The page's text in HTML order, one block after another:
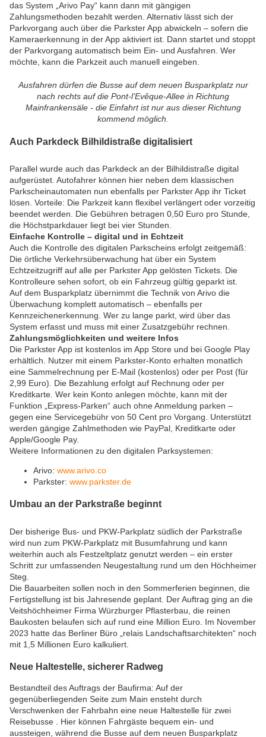
das System „Arivo Pay“ kann dann mit gängigen
Zahlungsmethoden bezahlt werden. Alternativ lässt sich der
Parkvorgang auch über die Parkster App abwickeln – sofern die
Kameraerkennung in der App aktiviert ist. Dann startet und stoppt
der Parkvorgang automatisch beim Ein- und Ausfahren. Wer
möchte, kann die Parkzeit auch manuell eingeben.
Ausfahren dürfen die Busse auf dem neuen Busparkplatz nur
nach rechts auf die Pont-l’Evêque-Allee in Richtung
Mainfrankensäle - die Einfahrt ist nur aus dieser Richtung
kommend möglich.
Auch Parkdeck Bilhildistraße digitalisiert
Parallel wurde auch das Parkdeck an der Bilhildistraße digital
aufgerüstet. Autofahrer können hier neben dem klassischen
Parkscheinautomaten nun ebenfalls per Parkster App ihr Ticket
lösen. Vorteile: Die Parkzeit kann flexibel verlängert oder vorzeitig
beendet werden. Die Gebühren betragen 0,50 Euro pro Stunde,
die Höchstparkdauer liegt bei vier Stunden.
Einfache Kontrolle – digital und in Echtzeit
Auch die Kontrolle des digitalen Parkscheins erfolgt zeitgemäß:
Die örtliche Verkehrsüberwachung hat über ein System
Echtzeitzugriff auf alle per Parkster App gelösten Tickets. Die
Kontrolleure sehen sofort, ob ein Fahrzeug gültig geparkt ist.
Auf dem Busparkplatz übernimmt die Technik von Arivo die
Überwachung komplett automatisch – ebenfalls per
Kennzeichenerkennung. Wer zu lange parkt, wird über das
System erfasst und muss mit einer Zusatzgebühr rechnen.
Zahlungsmöglichkeiten und weitere Infos
Die Parkster App ist kostenlos im App Store und bei Google Play
erhältlich. Nutzer mit einem Parkster-Konto erhalten monatlich
eine Sammelrechnung per E-Mail (kostenlos) oder per Post (für
2,99 Euro). Die Bezahlung erfolgt auf Rechnung oder per
Kreditkarte. Wer kein Konto anlegen möchte, kann mit der
Funktion „Express-Parken“ auch ohne Anmeldung parken –
gegen eine Servicegebühr von 50 Cent pro Vorgang. Unterstützt
werden gängige Zahlmethoden wie PayPal, Kreditkarte oder
Apple/Google Pay.
Weitere Informationen zu den digitalen Parksystemen:
Arivo: www.arivo.co
Parkster: www.parkster.de
Umbau an der Parkstraße beginnt
Der bisherige Bus- und PKW-Parkplatz südlich der Parkstraße
wird nun zum PKW-Parkplatz mit Busumfahrung und kann
weiterhin auch als Festzeltplatz genutzt werden – ein erster
Schritt zur umfassenden Neugestaltung rund um den Höchheimer
Steg.
Die Bauarbeiten sollen noch in den Sommerferien beginnen, die
Fertigstellung ist bis Jahresende geplant. Der Auftrag ging an die
Veitshöchheimer Firma Würzburger Pflasterbau, die reinen
Baukosten belaufen sich auf rund eine Million Euro. Im November
2023 hatte das Berliner Büro „relais Landschaftsarchitekten“ noch
mit 1,5 Millionen Euro kalkuliert.
Neue Haltestelle, sicherer Radweg
Bestandteil des Auftrags der Baufirma: Auf der
gegenüberliegenden Seite zum Main ensteht durch
Verschwenken der Fahrbahn eine neue Haltestelle für zwei
Reisebusse . Hier können Fahrgäste bequem ein- und
aussteigen, während die Busse auf dem neuen Busparkplatz